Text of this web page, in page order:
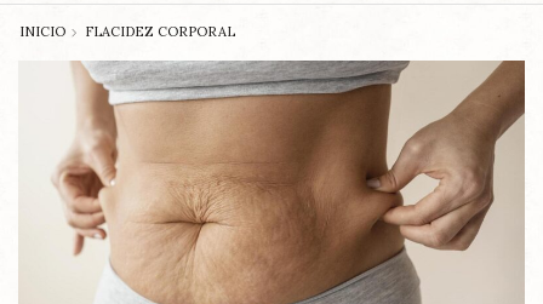
INICIO FLACIDEZ CORPORAL